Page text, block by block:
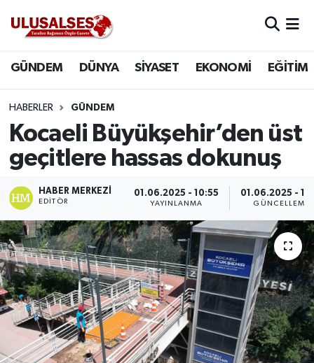
GÜNDEM DÜNYA SİYASET EKONOMİ EĞİTİM
HABERLER GÜNDEM
Kocaeli Büyükşehir’den üst
geçitlere hassas dokunuş
HABER MERKEZI
EDITÖR
01.06.2025 - 10:55
YAYINLANMA
01.06.2025 -
GÜNCELLEME
DÜNYA
SİYASET
EKONOMİ
EĞİTİM
SAĞLIK
MAGAZİN
SPOR
Trafik Durumu
Süper Lig Puan Durumu ve Fikstür
Tüm Manşetler
Son Dakika Haberleri
Haber Arşivi